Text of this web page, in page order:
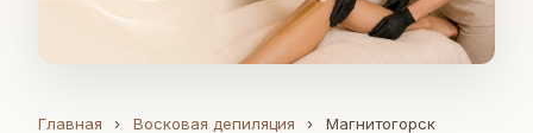
Главная › Восковая депиляция › Магнитогорск